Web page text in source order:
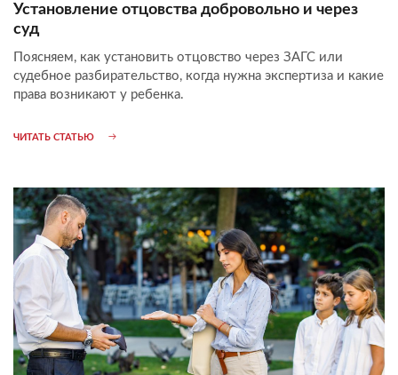
Установление отцовства добровольно и через
суд
Поясняем, как установить отцовство через ЗАГС или
судебное разбирательство, когда нужна экспертиза и какие
права возникают у ребенка.
ЧИТАТЬ СТАТЬЮ